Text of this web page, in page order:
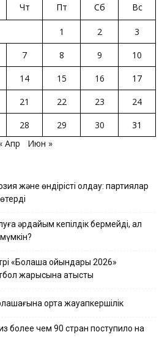
Чт Пт Сб Вс
1 2
3
7 8 9
10
14 15 16
17
21 22 23
24
28 29 30
31
Апр
Июн »
және өндірісті қолдау: партиялар
әрдайым кепілдік бермейді, ал
«Болашақ ойындары 2026»
жарысына қатысты
ортақ жауапкершілік
более чем 90 стран поступило на